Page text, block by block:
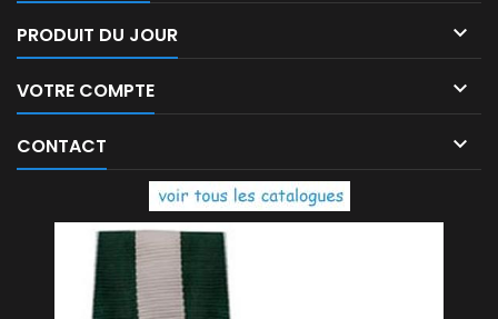
PRODUIT DU JOUR 
VOTRE COMPTE 
CONTACT 